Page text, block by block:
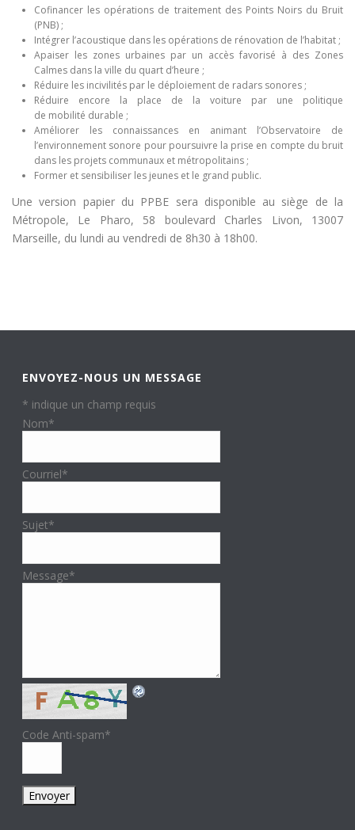
Cofinancer les opérations de traitement des Points Noirs du Bruit
(PNB) ;
Intégrer l’acoustique dans les opérations de rénovation de l’habitat ;
Apaiser les zones urbaines par un accès favorisé à des Zones
Calmes dans la ville du quart d’heure ;
Réduire les incivilités par le déploiement de radars sonores ;
Réduire encore la place de la voiture par une politique
de mobilité durable ;
Améliorer les connaissances en animant l’Observatoire de
l’environnement sonore pour poursuivre la prise en compte du bruit
dans les projets communaux et métropolitains ;
Former et sensibiliser les jeunes et le grand public.
Une version papier du PPBE sera disponible au siège de la
Métropole, Le Pharo, 58 boulevard Charles Livon, 13007
Marseille, du lundi au vendredi de 8h30 à 18h00.
ENVOYEZ-NOUS UN MESSAGE
* indique un champ requis
Nom*
Courriel*
Sujet*
Message*
Code Anti-spam*